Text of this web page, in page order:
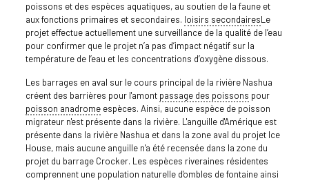
poissons et des espèces aquatiques, au soutien de la faune et
aux fonctions primaires et secondaires. loisirs secondairesLe
projet effectue actuellement une surveillance de la qualité de l’eau
pour confirmer que le projet n’a pas d’impact négatif sur la
température de l’eau et les concentrations d’oxygène dissous.
Les barrages en aval sur le cours principal de la rivière Nashua
créent des barrières pour l'amont passage des poissons pour
poisson anadromeespèces. Ainsi, aucune espèce de poisson
migrateur n'est présente dans la rivière. L'anguille d'Amérique est
présente dans la rivière Nashua et dans la zone aval du projet Ice
House, mais aucune anguille n'a été recensée dans la zone du
projet du barrage Crocker. Les espèces riveraines résidentes
comprennent une population naturelle d'ombles de fontaine ainsi